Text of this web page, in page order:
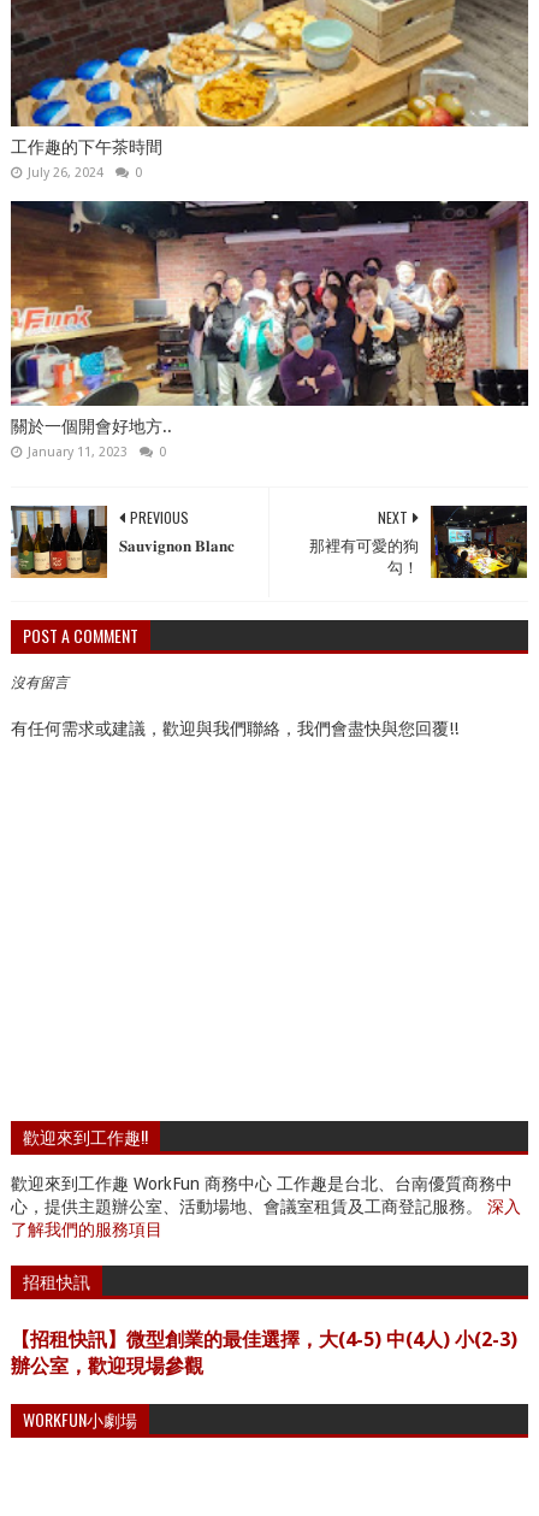
工作趣的下午茶時間
July 26, 2024 0
關於一個開會好地方..
January 11, 2023 0
NEXT
那裡有可愛的狗
勾！
PREVIOUS
𝐒𝐚𝐮𝐯𝐢𝐠𝐧𝐨𝐧 𝐁𝐥𝐚𝐧𝐜
POST A COMMENT
沒有留言
有任何需求或建議，歡迎與我們聯絡，我們會盡快與您回覆!!
歡迎來到工作趣!!
歡迎來到工作趣 WorkFun 商務中心 工作趣是台北、台南優質商務中
心，提供主題辦公室、活動場地、會議室租賃及工商登記服務。 深入
了解我們的服務項目
招租快訊
【招租快訊】微型創業的最佳選擇，大(4-5) 中(4人) 小(2-3)
辦公室，歡迎現場參觀
WORKFUN小劇場